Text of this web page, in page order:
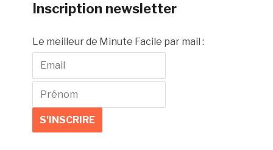
Inscription newsletter
Le meilleur de Minute Facile par mail :